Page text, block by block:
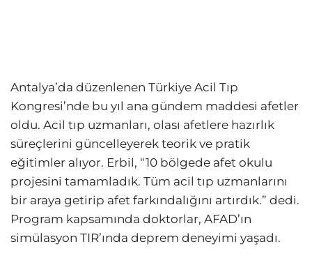
Antalya’da düzenlenen Türkiye Acil Tıp
Kongresi’nde bu yıl ana gündem maddesi afetler
oldu. Acil tıp uzmanları, olası afetlere hazırlık
süreçlerini güncelleyerek teorik ve pratik
eğitimler alıyor. Erbil, “10 bölgede afet okulu
projesini tamamladık. Tüm acil tıp uzmanlarını
bir araya getirip afet farkındalığını artırdık.” dedi.
Program kapsamında doktorlar, AFAD’ın
simülasyon TIR’ında deprem deneyimi yaşadı.